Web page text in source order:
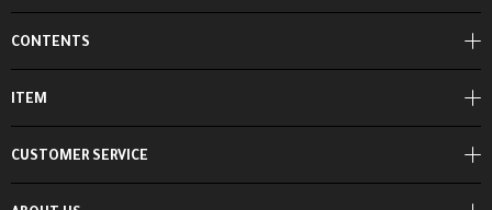
CONTENTS
ITEM
CUSTOMER SERVICE